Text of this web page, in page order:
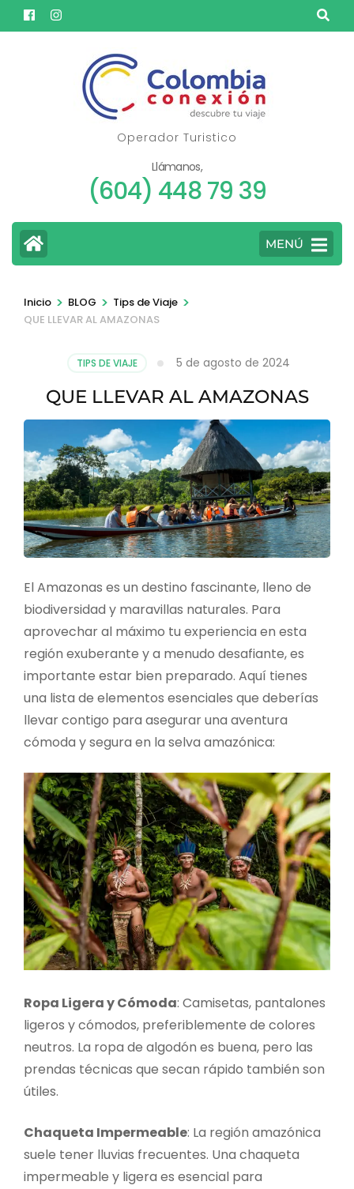
Saltar
al
Operador Turistico
Llámanos,
(604) 448 79 39
MENÚ
Inicio > BLOG > Tips de Viaje >
QUE LLEVAR AL AMAZONAS
TIPS DE VIAJE 5 de agosto de 2024
QUE LLEVAR AL AMAZONAS
El Amazonas es un destino fascinante, lleno de
biodiversidad y maravillas naturales. Para
aprovechar al máximo tu experiencia en esta
región exuberante y a menudo desafiante, es
importante estar bien preparado. Aquí tienes
una lista de elementos esenciales que deberías
llevar contigo para asegurar una aventura
cómoda y segura en la selva amazónica:
Ropa Ligera y Cómoda: Camisetas, pantalones
ligeros y cómodos, preferiblemente de colores
neutros. La ropa de algodón es buena, pero las
prendas técnicas que secan rápido también son
útiles.
Chaqueta Impermeable: La región amazónica
suele tener lluvias frecuentes. Una chaqueta
impermeable y ligera es esencial para